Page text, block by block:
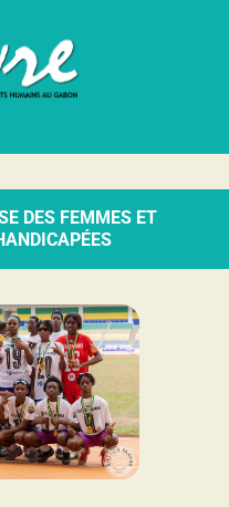
DES FEMMES ET